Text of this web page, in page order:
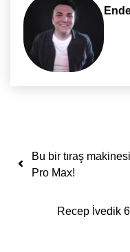
Yazı
Bu bir tıraş
Pro Max!
Recep İvedik